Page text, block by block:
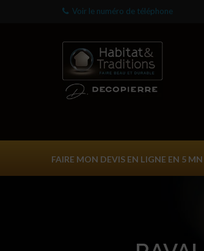
Voir le numéro de téléphone
FAIRE MON DEVIS EN LIGNE EN 5 MN